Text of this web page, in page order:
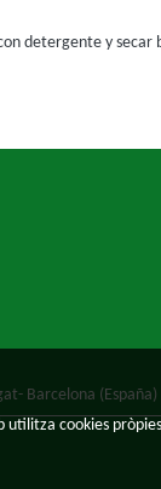
detergente y secar
Barcelona (España)
utilitza cookies